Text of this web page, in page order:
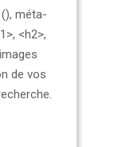
méta-
<h2>,
de vos